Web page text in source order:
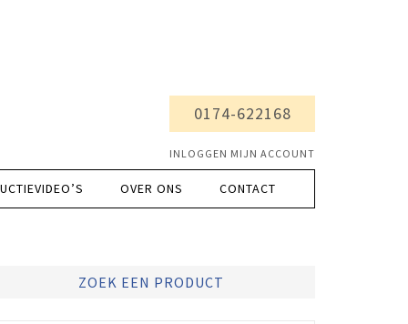
0174-622168
INLOGGEN MIJN ACCOUNT
OVER ONS CONTACT
ZOEK EEN PRODUCT